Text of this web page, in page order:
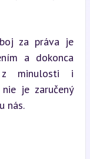
za práva je
a dokonca
z minulosti i
je zaručený
nás.